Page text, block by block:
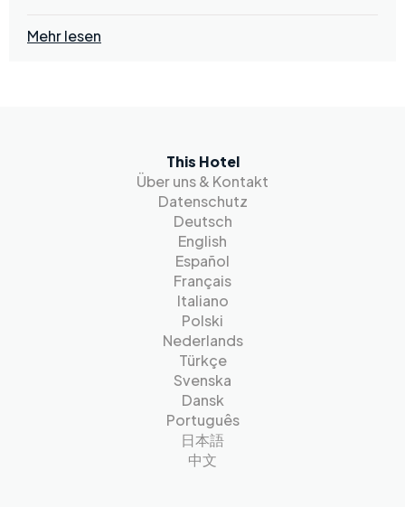
Mehr lesen
This Hotel
Über uns & Kontakt
Datenschutz
Deutsch
English
Español
Français
Italiano
Polski
Nederlands
Türkçe
Svenska
Dansk
Português
日本語
中文